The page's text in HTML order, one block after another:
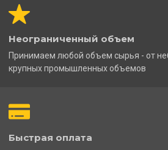
Неограниченный объем
Принимаем любой объем сырья - от
крупных промышленных объемов
Быстрая оплата